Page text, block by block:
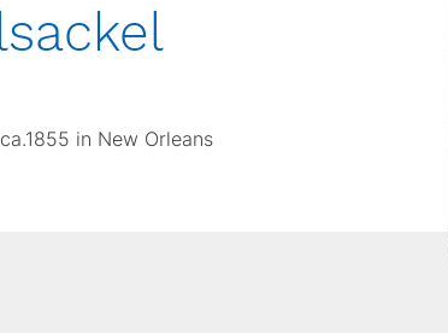
ca.1855 in New Orleans